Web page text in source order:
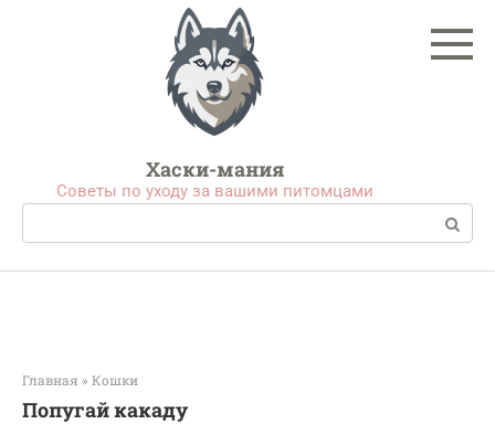
Хаски-мания
Советы по уходу за вашими питомцами
Поиск:
Главная » Кошки
Попугай какаду